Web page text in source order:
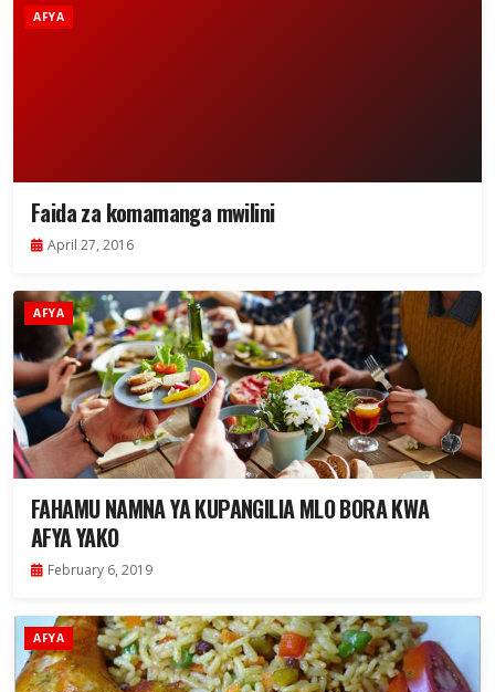
AFYA
Faida za komamanga mwilini
April 27, 2016
AFYA
FAHAMU NAMNA YA KUPANGILIA MLO BORA KWA
AFYA YAKO
February 6, 2019
AFYA